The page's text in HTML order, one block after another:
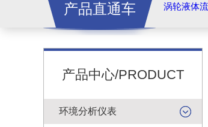
产品直通车 涡轮液体
产品中心/PRODUCT
环境分析仪表